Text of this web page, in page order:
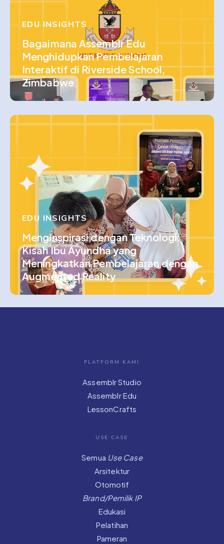
EDU INSIGHTS
Bagaimana Assemblr Edu
Menghidupkan Pembelajaran
Interaktif di Riverside School,
Zimbabwe
EDU INSIGHTS
Menginspirasi dengan Teknologi:
Kisah Ibu Ayundha yang
Meningkatkan Pembelajaran dengan
Augmented Reality
PLATFORM KAMI
Assemblr Studio
Assemblr Edu
LessonCrafts
USE CASE
Semua Use Case
Arsitektur
Otomotif
Brand/Pemilik IP
Edukasi
Pelatihan
Pameran